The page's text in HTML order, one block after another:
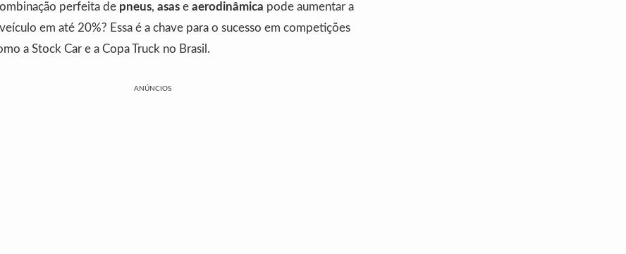
perfeita de pneus, asas e aerodinâmica pode aumentar a
em até 20%? Essa é a chave para o sucesso em competições
a Stock Car e a Copa Truck no Brasil.
ANÚNCIOS